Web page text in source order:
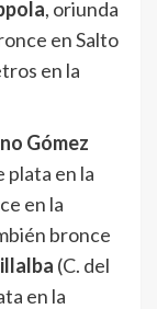
, oriunda
en Salto
en la
Gómez
plata en la
en la
bronce
(C. del
en la